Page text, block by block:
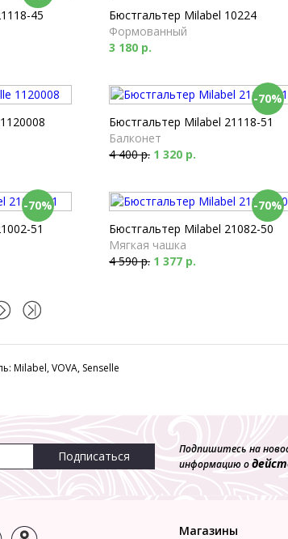
45
Бюстгальтер Milabel 10224
Формованный
3 180 р.
-70%
Бюстгальтер Milabel 21118-51
Балконет
4 400 р. 1 320 р.
-70%
51
-70%
Бюстгальтер Milabel 21082-50
Мягкая чашка
4 590 р. 1 377 р.
Milabel, VOVA, Senselle
Подписаться
Подпишитесь на
информацию о
Магазины